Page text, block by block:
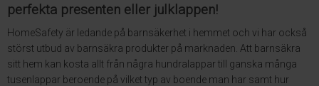
perfekta presenten eller julklappen!
HomeSafety är ledande på barnsäkerhet i hemmet och vi har också
störst utbud av barnsäkra produkter på marknaden. Att barnsäkra
sitt hem kan kosta allt från några hundralappar till ganska många
tusenlappar beroende på vilket typ av boende man har samt hur